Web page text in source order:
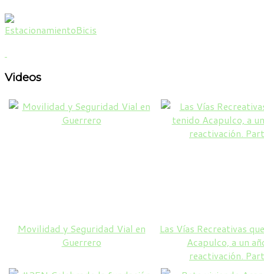
Videos
Movilidad y Seguridad Vial en
Guerrero
Las Vías Recreativas
Acapulco, a un
reactivación.